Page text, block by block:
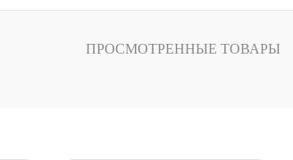
ПРОСМОТРЕННЫЕ ТОВАРЫ